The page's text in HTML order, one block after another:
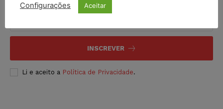
INSCREVER
Li e aceito a Política de Privacidade.
Configurações Aceitar